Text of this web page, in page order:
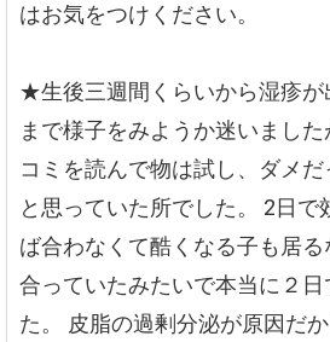
はお気をつけください。
★生後三週間くらいから湿疹が
まで様子をみようか迷いまし
コミを読んで物は試し、ダメ
と思っていた所でした。
2日で
ば合わなくて酷くなる子も居
合っていたみたいで本当に２日
た。
皮脂の過剰分泌が原因だ